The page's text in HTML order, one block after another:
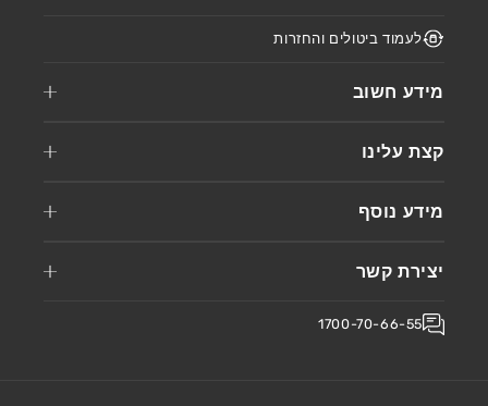
לעמוד ביטולים והחזרות
מידע חשוב
קצת עלינו
מידע נוסף
יצירת קשר
1700-70-66-55